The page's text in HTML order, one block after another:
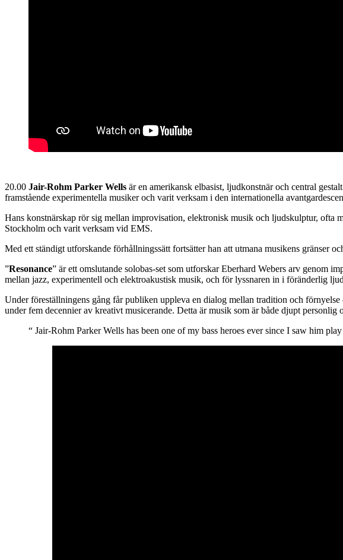
20.00 Jair-Rohm Parker Wells är en amerikansk elbasist, ljudkonstnär och central
framstående experimentella musiker och varit verksam i den internationella
Hans konstnärskap rör sig mellan improvisation, elektronisk musik och ljudskulptur, ofta
Stockholm och varit verksam vid EMS.
Med ett ständigt utforskande förhållningssätt fortsätter han att utmana musikens gränser
”Resonance” är ett omslutande solobas-set som utforskar Eberhard Webers arv genom
mellan jazz, experimentell och elektroakustisk musik, och för lyssnaren in i föränderlig
Under föreställningens gång får publiken uppleva en dialog mellan tradition och
under fem decennier av kreativt musicerande. Detta är musik som är både djupt personlig
“ Jair-Rohm Parker Wells has been one of my bass heroes ever since I saw him